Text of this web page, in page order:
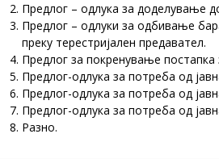
Предлог – одлука за доделување
Предлог – одлуки за одбивање
преку терестријален предавател.
Предлог за покренување
Предлог-одлука за потреба од
Предлог-одлука за потреба од
Предлог-одлука за потреба од
Разно.